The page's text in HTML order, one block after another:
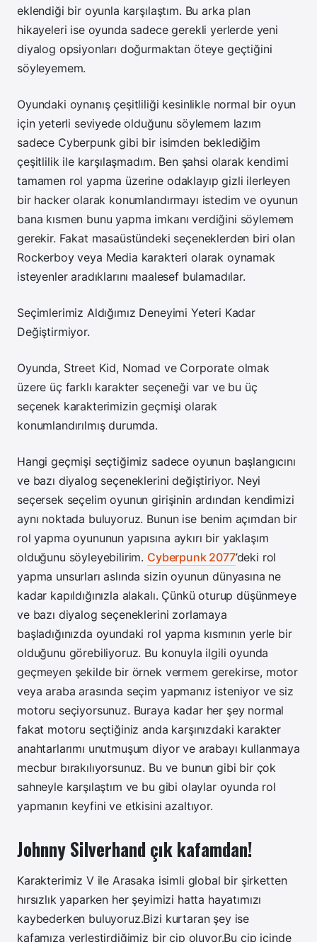
eklendiği bir oyunla karşılaştım. Bu arka plan
hikayeleri ise oyunda sadece gerekli yerlerde yeni
diyalog opsiyonları doğurmaktan öteye geçtiğini
söyleyemem.
Oyundaki oynanış çeşitliliği kesinlikle normal bir oyun
için yeterli seviyede olduğunu söylemem lazım
sadece Cyberpunk gibi bir isimden beklediğim
çeşitlilik ile karşılaşmadım. Ben şahsi olarak kendimi
tamamen rol yapma üzerine odaklayıp gizli ilerleyen
bir hacker olarak konumlandırmayı istedim ve oyunun
bana kısmen bunu yapma imkanı verdiğini söylemem
gerekir. Fakat masaüstündeki seçeneklerden biri olan
Rockerboy veya Media karakteri olarak oynamak
isteyenler aradıklarını maalesef bulamadılar.
Seçimlerimiz Aldığımız Deneyimi Yeteri Kadar
Değiştirmiyor.
Oyunda, Street Kid, Nomad ve Corporate olmak
üzere üç farklı karakter seçeneği var ve bu üç
seçenek karakterimizin geçmişi olarak
konumlandırılmış durumda.
Hangi geçmişi seçtiğimiz sadece oyunun başlangıcını
ve bazı diyalog seçeneklerini değiştiriyor. Neyi
seçersek seçelim oyunun girişinin ardından kendimizi
aynı noktada buluyoruz. Bunun ise benim açımdan bir
rol yapma oyununun yapısına aykırı bir yaklaşım
olduğunu söyleyebilirim. Cyberpunk 2077’deki rol
yapma unsurları aslında sizin oyunun dünyasına ne
kadar kapıldığınızla alakalı. Çünkü oturup düşünmeye
ve bazı diyalog seçeneklerini zorlamaya
başladığınızda oyundaki rol yapma kısmının yerle bir
olduğunu görebiliyoruz. Bu konuyla ilgili oyunda
geçmeyen şekilde bir örnek vermem gerekirse, motor
veya araba arasında seçim yapmanız isteniyor ve siz
motoru seçiyorsunuz. Buraya kadar her şey normal
fakat motoru seçtiğiniz anda karşınızdaki karakter
anahtarlarımı unutmuşum diyor ve arabayı kullanmaya
mecbur bırakılıyorsunuz. Bu ve bunun gibi bir çok
sahneyle karşılaştım ve bu gibi olaylar oyunda rol
yapmanın keyfini ve etkisini azaltıyor.
Johnny Silverhand çık kafamdan!
Karakterimiz V ile Arasaka isimli global bir şirketten
hırsızlık yaparken her şeyimizi hatta hayatımızı
kaybederken buluyoruz.Bizi kurtaran şey ise
kafamıza yerleştirdiğimiz bir çip oluyor.Bu çip içinde